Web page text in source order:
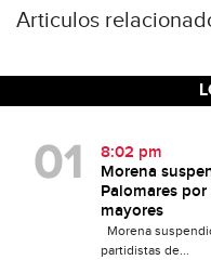
Articulos
8:02 pm
Morena
Palomares
mayores
Morena
partidistas de...